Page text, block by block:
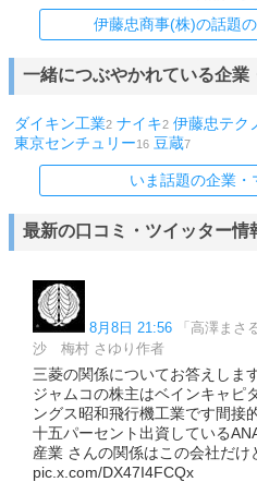
伊藤忠商事(株)の話題
一緒につぶやかれている企業
ダイキン工業2 ナイキ2 伊藤忠テク
東京センチュリー16 豆蔵7
いま話題の企業・
最新の口コミ・ツイッター情
8月8日 21:56
「高澤まさ
沙 梅村 さゆり作者
三菱の関係についてお答えしま
ジャムコの株主はベインキャピ
ングス昭和飛行機工業です間接
十五パーセント出資している
産業 さんの関係はこの会社だ
pic.x.com/DX47I4FCQx